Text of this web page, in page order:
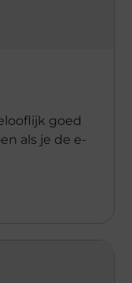
goed
als je de e-